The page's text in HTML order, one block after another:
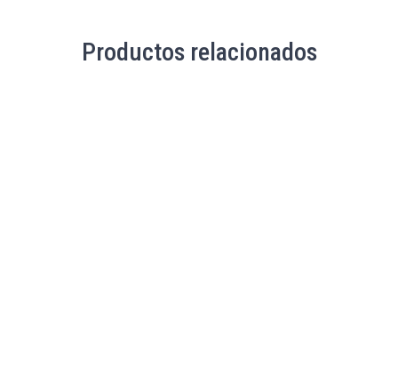
Productos relacionados